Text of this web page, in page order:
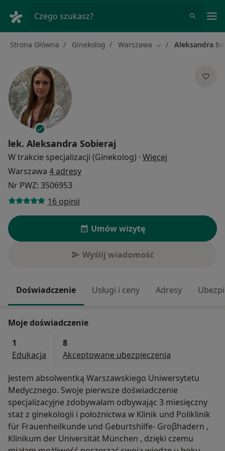
Czego szukasz?
Strona Główna Ginekolog Warszawa Zmień miasto
Aleksandra
lek. Aleksandra Sobieraj
W trakcie specjalizacji (Ginekolog) · Więcej
Warszawa 4 adresy
Nr PWZ: 3506953
16 opinii
Umów wizytę
Wyślij wiadomość
Doświadczenie Usługi i ceny Adresy
Moje doświadczenie
1
Edukacja
8
Akceptowane ubezpieczenia
Jestem absolwentką Warszawskiego Uniwersytetu
Medycznego. Swoje pierwsze doświadczenie
specjalizacyjne zdobywałam odbywając 3 miesięczny
staż z ginekologii i położnictwa w Klinik und Poliklinik
für Frauenheilkunde und Geburtshilfe- Groβhadern ,
Klinikum der Universität München , dzięki czemu